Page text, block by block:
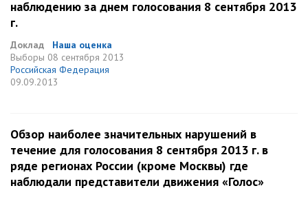
наблюдению за днем голосования 8 сентября 2013
г.
Доклад
Наша оценка
Выборы 08 сентября 2013
Российская Федерация
09.09.2013
Обзор наиболее значительных нарушений в
течение для голосования 8 сентября 2013 г. в
ряде регионах России (кроме Москвы) где
наблюдали представители движения «Голос»